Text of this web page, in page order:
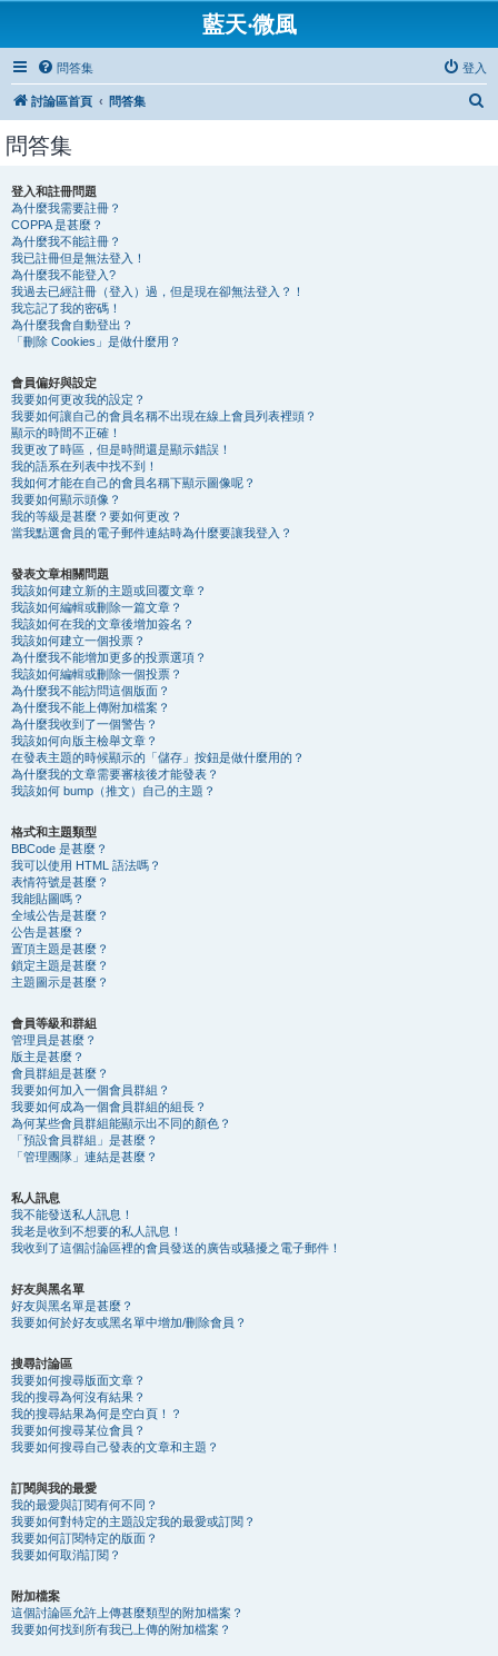
藍天‧微風
問答集 登入
討論區首頁 問答集
問答集
登入和註冊問題
為什麼我需要註冊？
COPPA 是甚麼？
為什麼我不能註冊？
我已註冊但是無法登入！
為什麼我不能登入?
我過去已經註冊（登入）過，但是現在卻無法登入？！
我忘記了我的密碼！
為什麼我會自動登出？
「刪除 Cookies」是做什麼用？
會員偏好與設定
我要如何更改我的設定？
我要如何讓自己的會員名稱不出現在線上會員列表裡頭？
顯示的時間不正確！
我更改了時區，但是時間還是顯示錯誤！
我的語系在列表中找不到！
我如何才能在自己的會員名稱下顯示圖像呢？
我要如何顯示頭像？
我的等級是甚麼？要如何更改？
當我點選會員的電子郵件連結時為什麼要讓我登入？
發表文章相關問題
我該如何建立新的主題或回覆文章？
我該如何編輯或刪除一篇文章？
我該如何在我的文章後增加簽名？
我該如何建立一個投票？
為什麼我不能增加更多的投票選項？
我該如何編輯或刪除一個投票？
為什麼我不能訪問這個版面？
為什麼我不能上傳附加檔案？
為什麼我收到了一個警告？
我該如何向版主檢舉文章？
在發表主題的時候顯示的「儲存」按鈕是做什麼用的？
為什麼我的文章需要審核後才能發表？
我該如何 bump（推文）自己的主題？
格式和主題類型
BBCode 是甚麼？
我可以使用 HTML 語法嗎？
表情符號是甚麼？
我能貼圖嗎？
全域公告是甚麼？
公告是甚麼？
置頂主題是甚麼？
鎖定主題是甚麼？
主題圖示是甚麼？
會員等級和群組
管理員是甚麼？
版主是甚麼？
會員群組是甚麼？
我要如何加入一個會員群組？
我要如何成為一個會員群組的組長？
為何某些會員群組能顯示出不同的顏色？
「預設會員群組」是甚麼？
「管理團隊」連結是甚麼？
私人訊息
我不能發送私人訊息！
我老是收到不想要的私人訊息！
我收到了這個討論區裡的會員發送的廣告或騷擾之電子郵件！
好友與黑名單
好友與黑名單是甚麼？
我要如何於好友或黑名單中增加/刪除會員？
搜尋討論區
我要如何搜尋版面文章？
我的搜尋為何沒有結果？
我的搜尋結果為何是空白頁！？
我要如何搜尋某位會員？
我要如何搜尋自己發表的文章和主題？
訂閱與我的最愛
我的最愛與訂閱有何不同？
我要如何對特定的主題設定我的最愛或訂閱？
我要如何訂閱特定的版面？
我要如何取消訂閱？
附加檔案
這個討論區允許上傳甚麼類型的附加檔案？
我要如何找到所有我已上傳的附加檔案？